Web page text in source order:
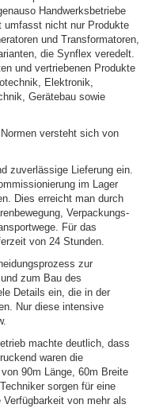
Handwerksbetriebe
umfasst nicht nur Produkte
und Transformatoren,
die Synflex veredelt.
und vertriebenen Produkte
Elektronik,
Gerätebau sowie
versteht sich von
zuverlässige Lieferung ein.
im Lager
Dies erreicht man durch
Verpackungs-
Für das
von 24 Stunden.
zur
zum Bau des
Details ein, die in der
Nur diese intensive
machte deutlich, dass
waren die
90m Länge, 60m Breite
sorgen für eine
von mehr als